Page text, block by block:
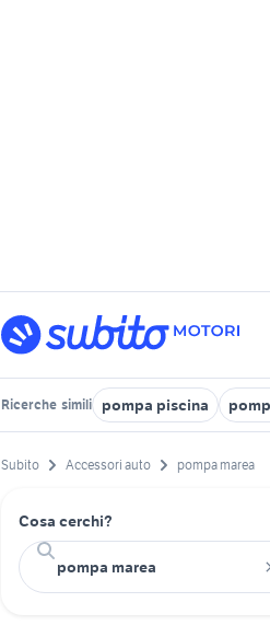
Ricerche simili pompa piscina
Subito Accessori auto pompa marea
Cosa cerchi?